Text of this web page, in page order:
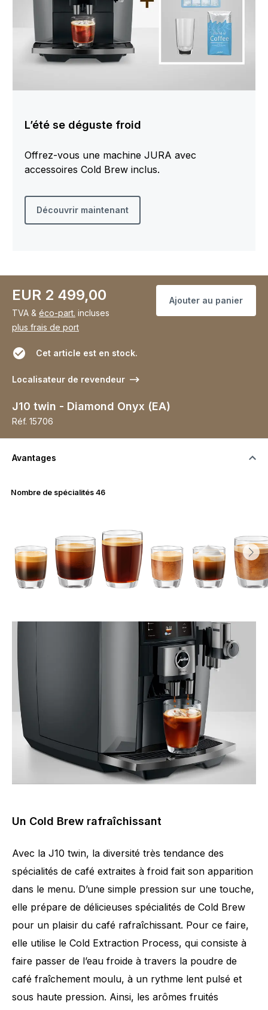
L’été se déguste froid
Offrez-vous une machine JURA avec
accessoires Cold Brew inclus.
Découvrir maintenant
EUR 2 499,00
TVA & éco-part. incluses
plus frais de port
Ajouter au panier
Cet article est en stock.
Localisateur de revendeur
J10 twin - Diamond Onyx (EA)
Réf. 15706
Avantages
Un Cold Brew rafraîchissant
Avec la J10 twin, la diversité très tendance des
spécialités de café extraites à froid fait son apparition
dans le menu. D’une simple pression sur une touche,
elle prépare de délicieuses spécialités de Cold Brew
pour un plaisir du café rafraîchissant. Pour ce faire,
elle utilise le Cold Extraction Process, qui consiste à
faire passer de l’eau froide à travers la poudre de
café fraîchement moulu, à un rythme lent pulsé et
sous haute pression. Ainsi, les arômes fruités